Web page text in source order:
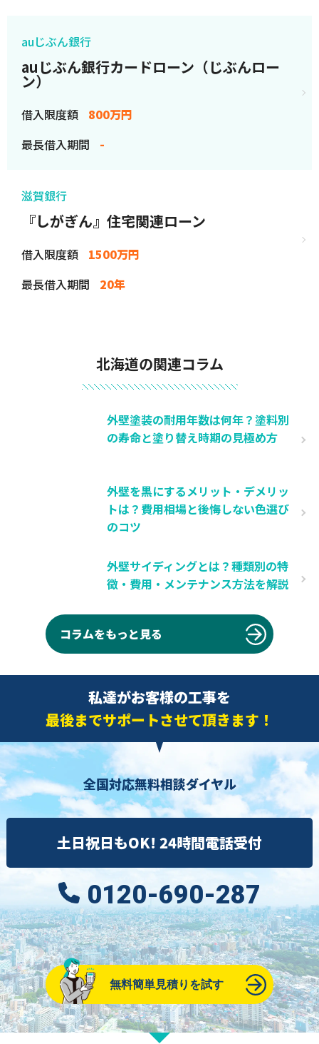
auじぶん銀行
auじぶん銀行カードローン（じぶんロー
ン）
借入限度額
800万円
最長借入期間
-
滋賀銀行
『しがぎん』住宅関連ローン
借入限度額
1500万円
最長借入期間
20年
北海道の関連コラム
外壁塗装の耐用年数は何年？塗料別
の寿命と塗り替え時期の見極め方
外壁を黒にするメリット・デメリッ
トは？費用相場と後悔しない色選び
のコツ
外壁サイディングとは？種類別の特
徴・費用・メンテナンス方法を解説
コラムをもっと見る
私達がお客様の工事を
最後までサポートさせて頂きます！
全国対応無料相談ダイヤル
土日祝日もOK! 24時間電話受付
0120-690-287
無料簡単見積りを試す